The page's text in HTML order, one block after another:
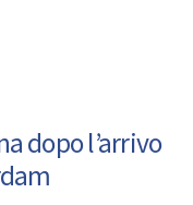
dopo l’arrivo